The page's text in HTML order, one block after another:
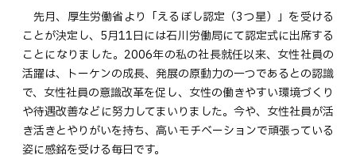
先月、厚生労働省より「えるぼし認定（3つ星）」を受ける
ことが決定し、5月11日には石川労働局にて認定式に出席する
ことになりました。2006年の私の社長就任以来、女性社員の
活躍は、トーケンの成長、発展の原動力の一つであるとの認識
で、女性社員の意識改革を促し、女性の働きやすい環境づくり
や待遇改善などに努力してまいりました。今や、女性社員が活
き活きとやりがいを持ち、高いモチベーションで頑張っている
姿に感銘を受ける毎日です。